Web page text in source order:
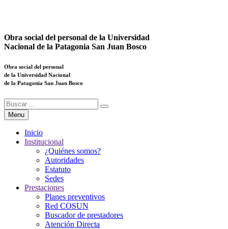
Obra social del personal de la Universidad
Nacional de la Patagonia San Juan Bosco
Obra social del personal
de la Universidad Nacional
de la Patagonia San Juan Bosco
Menu
Inicio
Institucional
¿Quiénes somos?
Autoridades
Estatuto
Sedes
Prestaciones
Planes preventivos
Red COSUN
Buscador de prestadores
Atención Directa